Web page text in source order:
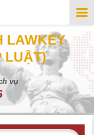
LAWKEY
LUẬT)
vụ